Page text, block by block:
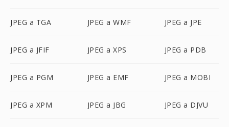
JPEG a TGA JPEG a WMF JPEG a JPE
JPEG a JFIF JPEG a XPS JPEG a PDB
JPEG a PGM JPEG a EMF JPEG a MOBI
JPEG a XPM JPEG a JBG JPEG a DJVU